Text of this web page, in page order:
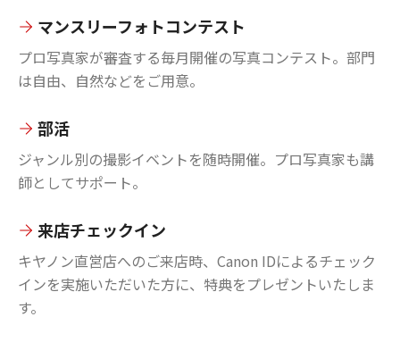
マンスリーフォトコンテスト
プロ写真家が審査する毎月開催の写真コンテスト。部門
は自由、自然などをご用意。
部活
ジャンル別の撮影イベントを随時開催。プロ写真家も講
師としてサポート。
来店チェックイン
キヤノン直営店へのご来店時、Canon IDによるチェック
インを実施いただいた方に、特典をプレゼントいたしま
す。